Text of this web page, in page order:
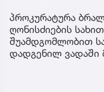
პროკურატურა
ღონისძიების
შუამდგომლობით
დადგენილ ვადაში